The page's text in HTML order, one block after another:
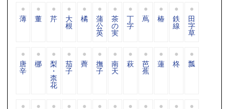
薄 董 芹 大
根
橘 蒲
公
英
茶
の
実
丁
字
蔦 椿 鉄
線
田
字
草
唐
辛
梛 梨
・
柰
花
茄
子
薺 撫
子
南
天
萩 芭
蕉
蓮 柊 瓢